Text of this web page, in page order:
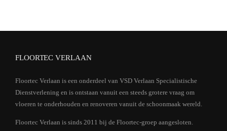
FLOORTEC VERLAAN
Floortec Verlaan is een onderdeel van VSD Verlaan Specialistische
Dienstverlening en is ontstaan vanuit een steeds grotere vraag om
vloeren te onderhouden en renoveren vanuit de schoonmaak wereld.
Floortec Verlaan is sinds 2011 bij de Floortec-groep aangesloten.